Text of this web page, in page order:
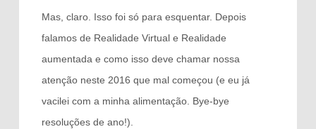
Mas, claro. Isso foi só para esquentar. Depois
falamos de Realidade Virtual e Realidade
aumentada e como isso deve chamar nossa
atenção neste 2016 que mal começou (e eu já
vacilei com a minha alimentação. Bye-bye
resoluções de ano!).